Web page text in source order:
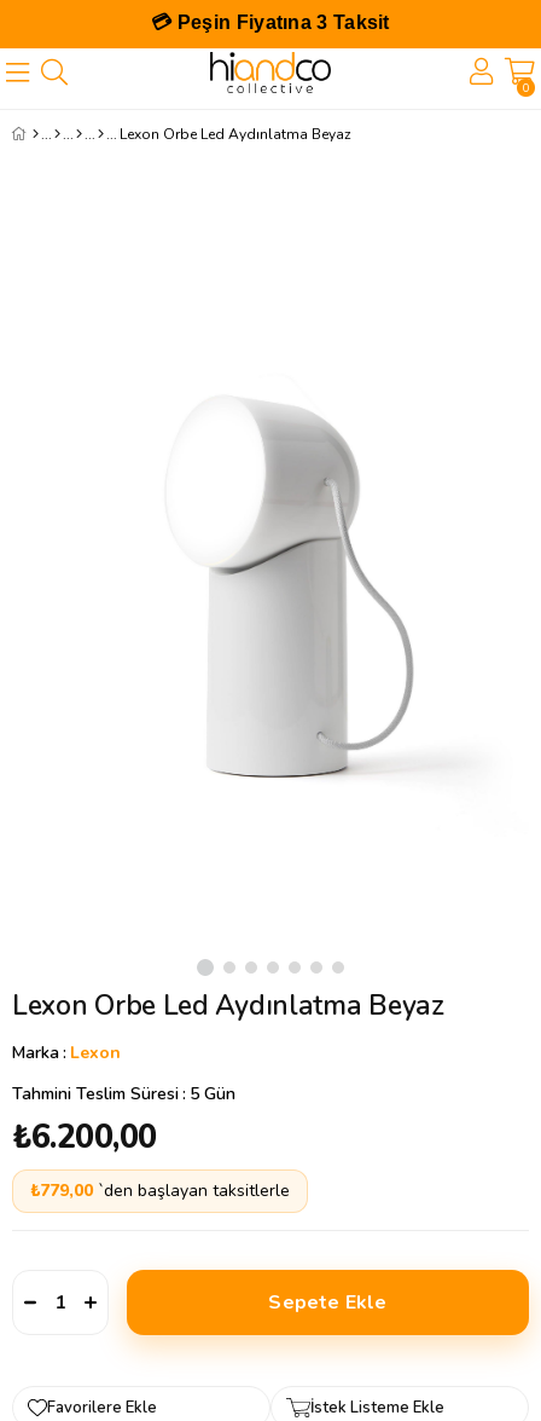
💳 Peşin Fiyatına 3 Taksit
0
Lexon Orbe Led Aydınlatma Beyaz
Lexon Orbe Led Aydınlatma Beyaz
Marka: Lexon
Tahmini Teslim Süresi: 5 Gün
₺6.200,00
₺779,00 `den başlayan taksitlerle
Favorilere Ekle
İstek Listeme Ekle